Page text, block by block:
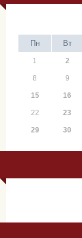
Пн
Вт
1 2
8 9
15 16
22 23
29 30